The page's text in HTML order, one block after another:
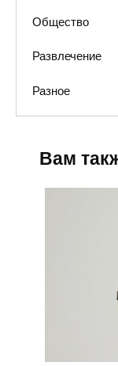
Общество
Развлечение
Разное
Вам